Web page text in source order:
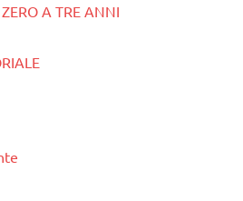
A TRE ANNI